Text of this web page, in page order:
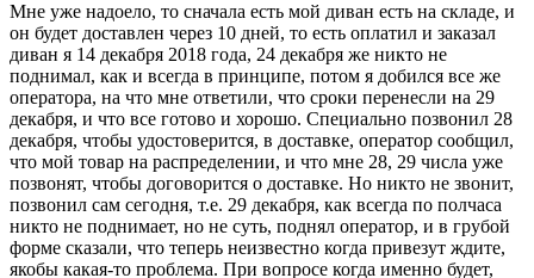
Мне уже надоело, то сначала есть мой диван есть на складе, и
он будет доставлен через 10 дней, то есть оплатил и заказал
диван я 14 декабря 2018 года, 24 декабря же никто не
поднимал, как и всегда в принципе, потом я добился все же
оператора, на что мне ответили, что сроки перенесли на 29
декабря, и что все готово и хорошо. Специально позвонил 28
декабря, чтобы удостоверится, в доставке, оператор сообщил,
что мой товар на распределении, и что мне 28, 29 числа уже
позвонят, чтобы договорится о доставке. Но никто не звонит,
позвонил сам сегодня, т.е. 29 декабря, как всегда по полчаса
никто не поднимает, но не суть, поднял оператор, и в грубой
форме сказали, что теперь неизвестно когда привезут ждите,
якобы какая-то проблема. При вопросе когда именно будет,